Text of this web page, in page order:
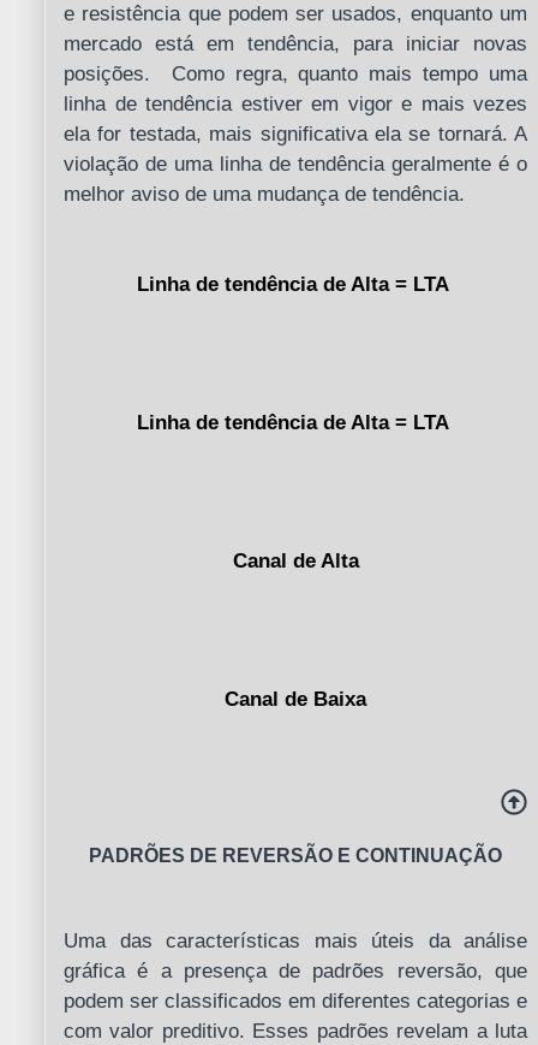
e resistência que podem ser usados, enquanto um
mercado está em tendência, para iniciar novas
posições. Como regra, quanto mais tempo uma
linha de tendência estiver em vigor e mais vezes
ela for testada, mais significativa ela se tornará. A
violação de uma linha de tendência geralmente é o
melhor aviso de uma mudança de tendência.
Linha de tendência de Alta = LTA
Linha de tendência de Alta = LTA
Canal de Alta
Canal de Baixa
PADRÕES DE REVERSÃO E CONTINUAÇÃO
Uma das características mais úteis da análise
gráfica é a presença de padrões reversão, que
podem ser classificados em diferentes categorias e
com valor preditivo. Esses padrões revelam a luta